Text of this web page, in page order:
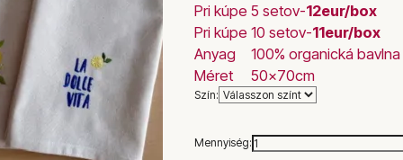
Pri kúpe 5 setov-12eur/box
Pri kúpe 10 setov-11eur/box
Anyag
100% organická bavlna
Méret
50x70cm
Szín:
Mennyiség: